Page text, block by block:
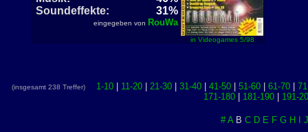
Soundeffekte:
31%
eingegeben von RouWa
in Videogames 5/98
(insgesamt 238 Treffer) 1-10 11-20 21-30 31-40 41-50 51-60 61-70
171-180| 181-190| 191-
# A B C D E F G H J